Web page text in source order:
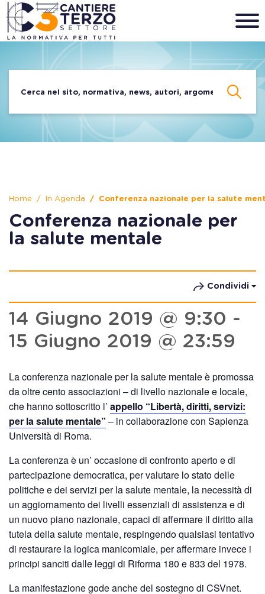
Home In Agenda Conferenza nazionale per la salute
Conferenza nazionale per
la salute mentale
Condividi
14 Giugno 2019 @ 9:30 -
15 Giugno 2019 @ 23:59
La conferenza nazionale per la salute mentale è promossa
da oltre cento associazioni – di livello nazionale e locale,
che hanno sottoscritto l’ appello “Libertà, diritti, servizi:
per la salute mentale” – in collaborazione con Sapienza
Università di Roma.
La conferenza è un’ occasione di confronto aperto e di
partecipazione democratica, per valutare lo stato delle
politiche e dei servizi per la salute mentale, la necessità di
un aggiornamento dei livelli essenziali di assistenza e di
un nuovo piano nazionale, capaci di affermare il diritto alla
tutela della salute mentale, respingendo qualsiasi tentativo
di restaurare la logica manicomiale, per affermare invece i
principi sanciti dalle leggi di Riforma 180 e 833 del 1978.
La manifestazione gode anche del sostegno di CSVnet.